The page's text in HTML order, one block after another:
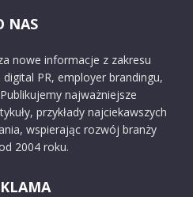
NAS
nowe informacje z zakresu
PR, employer brandingu,
najważniejsze
przykłady najciekawszych
wspierając rozwój branży
2004 roku.